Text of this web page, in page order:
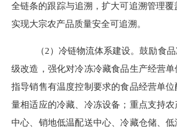
全链条的跟踪与追溯，扩大可追溯管理覆
实现大宗农产品质量安全可追溯。
（2）冷链物流体系建设。鼓励食
级改造，强化对冷冻冷藏食品生产经营单
指导销售有温度控制要求的食品经营单
量相适应的冷藏、冷冻设备；重点支持
中心、销地低温配送中心、冷藏仓储、低